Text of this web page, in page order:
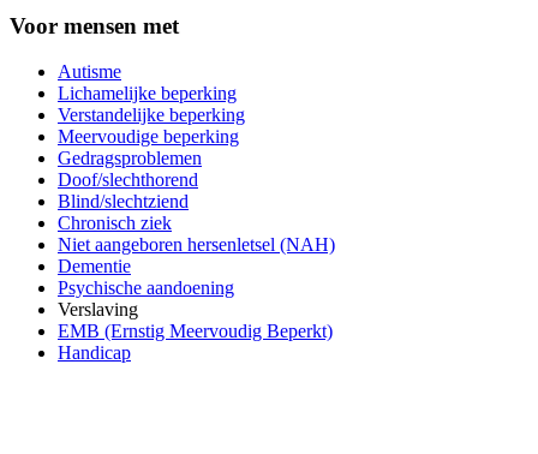
Voor mensen met
Autisme
Lichamelijke beperking
Verstandelijke beperking
Meervoudige beperking
Gedragsproblemen
Doof/slechthorend
Blind/slechtziend
Chronisch ziek
Niet aangeboren hersenletsel (NAH)
Dementie
Psychische aandoening
Verslaving
EMB (Ernstig Meervoudig Beperkt)
Handicap